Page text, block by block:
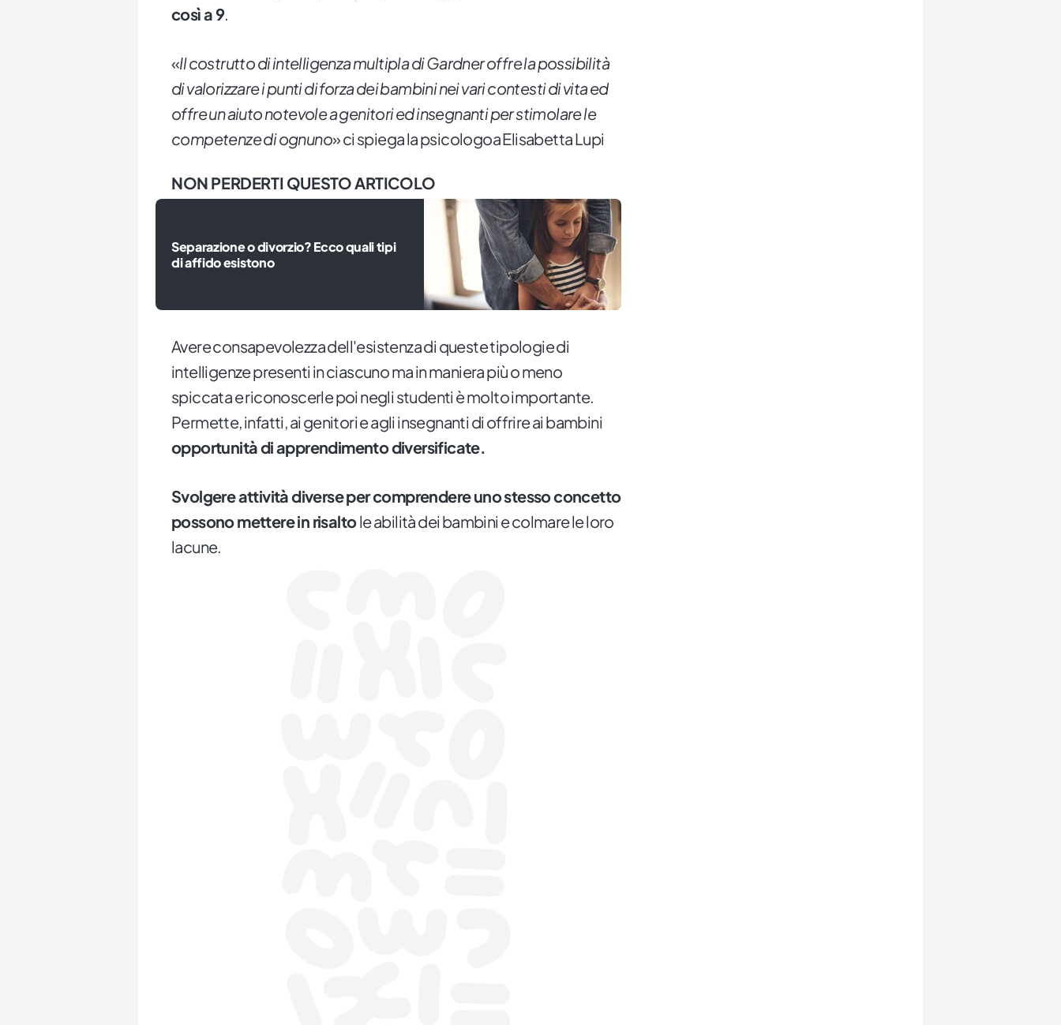
così a 9.
«Il costrutto di intelligenza multipla di Gardner offre la possibilità
di valorizzare i punti di forza dei bambini nei vari contesti di vita ed
offre un aiuto notevole a genitori ed insegnanti per stimolare le
competenze di ognuno» ci spiega la psicologoa Elisabetta Lupi
NON PERDERTI QUESTO ARTICOLO
Separazione o divorzio? Ecco quali tipi
di affido esistono
Avere consapevolezza dell'esistenza di queste tipologie di
intelligenze presenti in ciascuno ma in maniera più o meno
spiccata e riconoscerle poi negli studenti è molto importante.
Permette, infatti, ai genitori e agli insegnanti di offrire ai bambini
opportunità di apprendimento diversificate.
Svolgere attività diverse per comprendere uno stesso concetto
possono mettere in risaltole abilità dei bambini e colmare le loro
lacune.